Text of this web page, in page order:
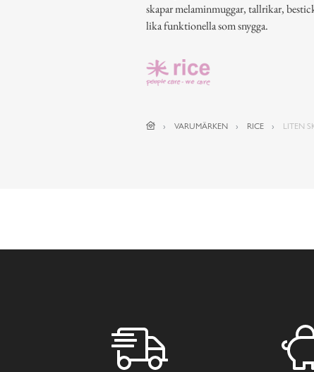
skapar melaminmuggar, tallrikar,
lika funktionella som snygga.
VARUMÄRKEN RICE LITEN